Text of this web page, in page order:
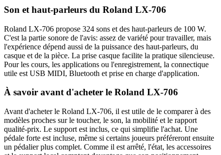
Son et haut-parleurs du Roland LX-706
Roland LX-706 propose 324 sons et des haut-parleurs de 100 W.
C'est la partie sonore de l'avis: assez de variété pour travailler, mais
l'expérience dépend aussi de la puissance des haut-parleurs, du
casque et de la pièce. La prise casque facilite la pratique silencieuse.
Pour les cours, les applications ou l'enregistrement, la connectique
utile est USB MIDI, Bluetooth et prise en charge d'application.
À savoir avant d'acheter le Roland LX-706
Avant d'acheter le Roland LX-706, il est utile de le comparer à des
modèles proches sur le toucher, le son, la mobilité et le rapport
qualité-prix. Le support est inclus, ce qui simplifie l'achat. Une
pédale forte est incluse, même si certains joueurs préféreront ensuite
un pédalier plus complet. Comme il est arrêté, l'état, les accessoires